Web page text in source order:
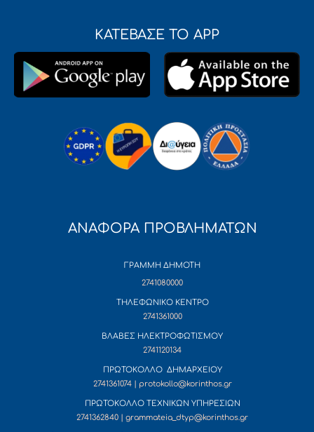
ΚΑΤΕΒΑΣΕ ΤΟ APP
ΑΝΑΦΟΡΑ ΠΡΟΒΛΗΜΑΤΩΝ
ΓΡΑΜΜΗ ΔΗΜΟΤΗ
2741080000
ΤΗΛΕΦΩΝΙΚΟ ΚΕΝΤΡΟ
2741361000
ΒΛΑΒΕΣ ΗΛΕΚΤΡΟΦΩΤΙΣΜΟΥ
2741120134
ΠΡΩΤΟΚΟΛΛΟ ΔΗΜΑΡΧΕΙΟΥ
2741361074 | protokollo@korinthos.gr
ΠΡΩΤΟΚΟΛΛΟ ΤΕΧΝΙΚΩΝ ΥΠΗΡΕΣΙΩΝ
2741362840 | grammateia_dtyp@korinthos.gr